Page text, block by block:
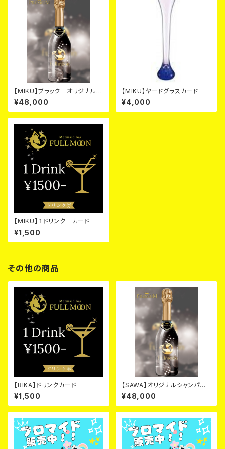
【MIKU】ブラック オリジナルシ
ャンパン カード
¥48,000
【MIKU】ヤードグラスカード
¥4,000
【MIKU】１ドリンク カード
¥1,500
その他の商品
【RIKA】ドリンクカード
¥1,500
【SAWA】オリジナルシャンパ
ン ブラック カード
¥48,000